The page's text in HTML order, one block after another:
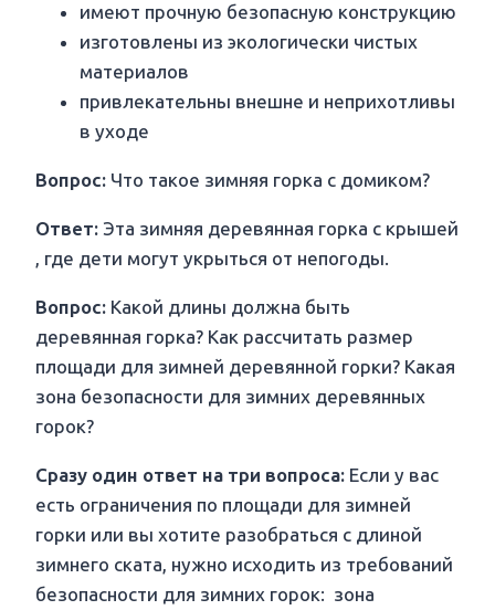
имеют прочную безопасную конструкцию
изготовлены из экологически чистых
материалов
привлекательны внешне и неприхотливы
в уходе
Вопрос: Что такое зимняя горка с домиком?
Ответ: Эта зимняя деревянная горка с крышей
, где дети могут укрыться от непогоды.
Вопрос: Какой длины должна быть
деревянная горка? Как рассчитать размер
площади для зимней деревянной горки? Какая
зона безопасности для зимних деревянных
горок?
Сразу один ответ на три вопроса: Если у вас
есть ограничения по площади для зимней
горки или вы хотите разобраться с длиной
зимнего ската, нужно исходить из требований
безопасности для зимних горок: зона